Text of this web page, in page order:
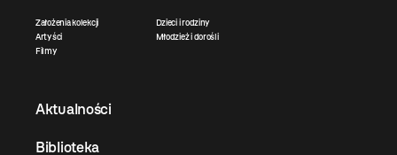
Założenia kolekcji
Artyści
Filmy
Dzieci i rodziny
Młodzież i dorośli
Aktualności
Biblioteka